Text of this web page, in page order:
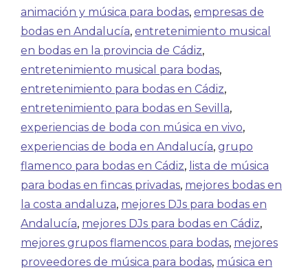
animación y música para bodas, empresas de
bodas en Andalucía, entretenimiento musical
en bodas en la provincia de Cádiz,
entretenimiento musical para bodas,
entretenimiento para bodas en Cádiz,
entretenimiento para bodas en Sevilla,
experiencias de boda con música en vivo,
experiencias de boda en Andalucía, grupo
flamenco para bodas en Cádiz, lista de música
para bodas en fincas privadas, mejores bodas en
la costa andaluza, mejores DJs para bodas en
Andalucía, mejores DJs para bodas en Cádiz,
mejores grupos flamencos para bodas, mejores
proveedores de música para bodas, música en